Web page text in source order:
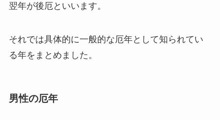
翌年が後厄といいます。
それでは具体的に一般的な厄年として知られてい
る年をまとめました。
男性の厄年